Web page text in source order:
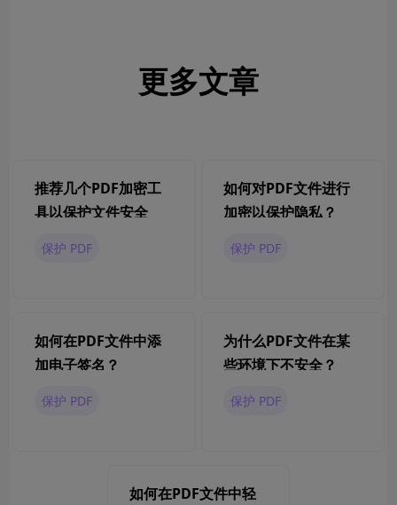
更多文章
推荐几个PDF加密工
具以保护文件安全
保护 PDF
如何对PDF文件进行
加密以保护隐私？
保护 PDF
如何在PDF文件中添
加电子签名？
保护 PDF
为什么PDF文件在某
些环境下不安全？
保护 PDF
如何在PDF文件中轻